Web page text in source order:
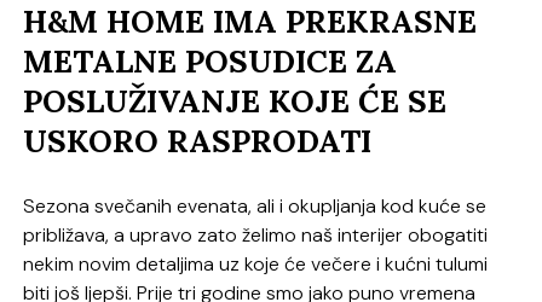
H&M HOME IMA PREKRASNE
METALNE POSUDICE ZA
POSLUŽIVANJE KOJE ĆE SE
USKORO RASPRODATI
Sezona svečanih evenata, ali i okupljanja kod kuće se
približava, a upravo zato želimo naš interijer obogatiti
nekim novim detaljima uz koje će večere i kućni tulumi
biti još ljepši. Prije tri godine smo jako puno vremena